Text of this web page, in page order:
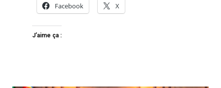
Facebook X
J’aime ça :